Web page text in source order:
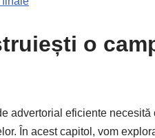
o
advertorial eficiente
În acest capitol, vom